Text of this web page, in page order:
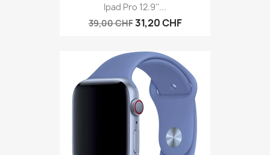
Ipad Pro 12.9''...
39,00 CHF31,20 CHF